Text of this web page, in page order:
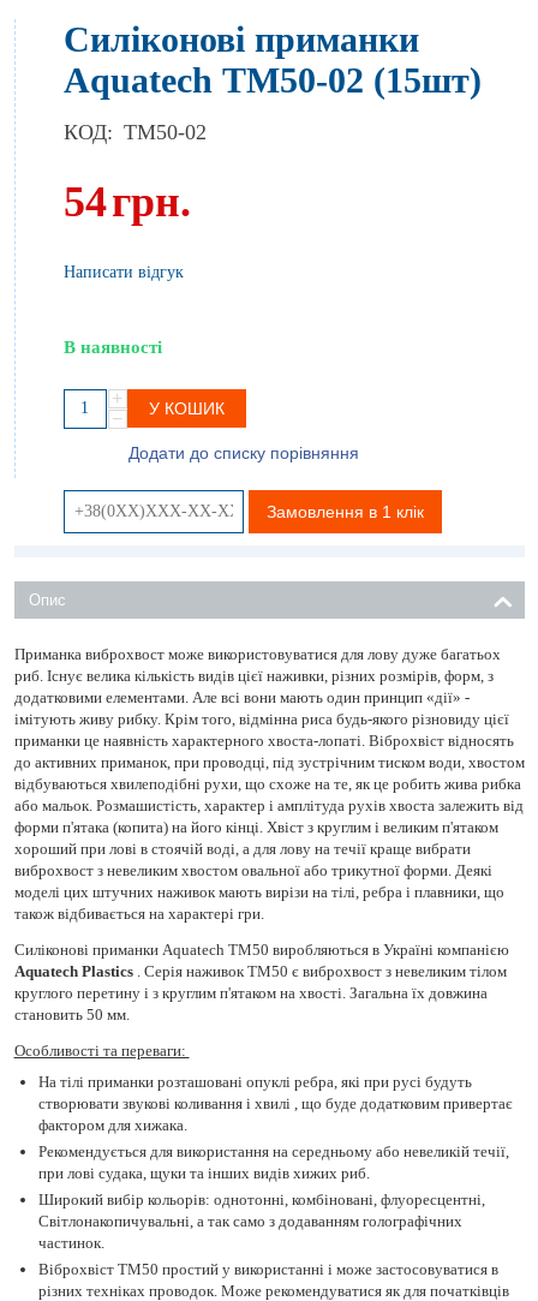
Силіконові приманки
Aquatech ТМ50-02 (15шт)
КОД: TM50-02
54грн.
Написати відгук
В наявності
+
−
У КОШИК
Додати до списку порівняння
Замовлення в 1 клік
Опис
Приманка виброхвост може використовуватися для лову дуже багатьох
риб. Існує велика кількість видів цієї наживки, різних розмірів, форм, з
додатковими елементами. Але всі вони мають один принцип «дії» -
імітують живу рибку. Крім того, відмінна риса будь-якого різновиду цієї
приманки це наявність характерного хвоста-лопаті. Віброхвіст відносять
до активних приманок, при проводці, під зустрічним тиском води, хвостом
відбуваються хвилеподібні рухи, що схоже на те, як це робить жива рибка
або мальок. Розмашистість, характер і амплітуда рухів хвоста залежить від
форми п'ятака (копита) на його кінці. Хвіст з круглим і великим п'ятаком
хороший при лові в стоячій воді, а для лову на течії краще вибрати
виброхвост з невеликим хвостом овальної або трикутної форми. Деякі
моделі цих штучних наживок мають вирізи на тілі, ребра і плавники, що
також відбивається на характері гри.
Силіконові приманки Aquatech TM50 виробляються в Україні компанією
Aquatech Plastics . Серія наживок TM50 є виброхвост з невеликим тілом
круглого перетину і з круглим п'ятаком на хвості. Загальна їх довжина
становить 50 мм.
Особливості та переваги: ​​
На тілі приманки розташовані опуклі ребра, які при русі будуть
створювати звукові коливання і хвилі , що буде додатковим привертає
фактором для хижака.
Рекомендується для використання на середньому або невеликій течії,
при лові судака, щуки та інших видів хижих риб.
Широкий вибір кольорів: однотонні, комбіновані, флуоресцентні,
Світлонакопичувальні, а так само з додаванням голографічних
частинок.
Віброхвіст TM50 простий у використанні і може застосовуватися в
різних техніках проводок. Може рекомендуватися як для початківців